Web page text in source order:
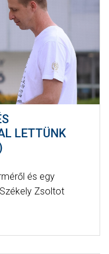
LETTÜNK
és egy
Zsoltot